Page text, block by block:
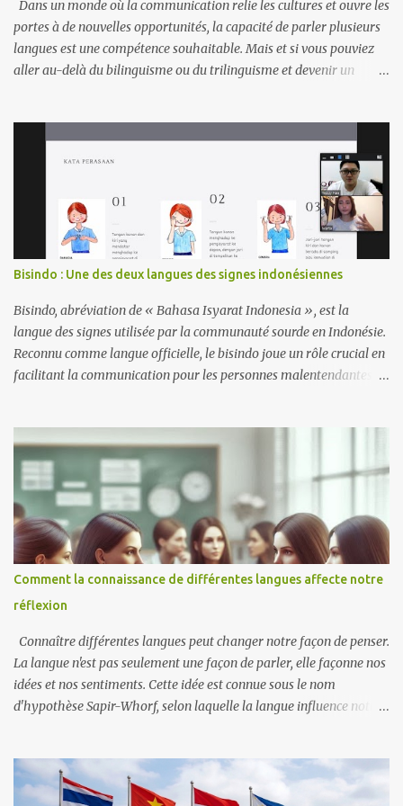
Dans un monde où la communication relie les cultures et ouvre les
portes à de nouvelles opportunités, la capacité de parler plusieurs
langues est une compétence souhaitable. Mais et si vous pouviez
aller au-delà du bilinguisme ou du trilinguisme et devenir un
leur stratégie et d’un profond amour pour l’apprentissage. Les
langues peuvent être similaires ou identiques de diverses
manières, par exemple par le biais d'un vocabulaire, d'une
grammaire ou de racines historiques communes. Dans cet article,
vous découvrirez quelques exemples de langues similaires ou
identiques que vous pouvez apprendre en peu de temps : 1. Langues
Mutuellement Intelligibles Espagnol et portugais : Les locuteurs de
ces deux langues romanes peuvent souvent se comprendre dans
une certaine mesure, notamment so...
Bisindo : Une des deux langues des signes indonésiennes
Bisindo, abréviation de « Bahasa Isyarat Indonesia », est la
langue des signes utilisée par la communauté sourde en Indonésie.
Reconnu comme langue officielle, le bisindo joue un rôle crucial en
facilitant la communication pour les personnes malentendantes à
caractéristique lui permet de s'adapter et d'évoluer, ce qui la rend
pertinente pour diverses communautés tout en maintenant une
identité linguistique cohérente. D'autre part, SIBI, ou « Sistem
Isyarat Bahasa Indonesia », est un système de langue des signes
indonésienne qui a été développé pour normaliser la
communication au sein de la communauté sourde en Indonésie. Il
a été introduit pour faciliter l'éducation et la communication des
personnes sourdes, en particulier dans des contextes formels. Pour
simplifier, SIBI est la langue standard et Bisindo est la langue
familière. J'a...
Comment la connaissance de différentes langues affecte notre
réflexion
Connaître différentes langues peut changer notre façon de penser.
La langue n'est pas seulement une façon de parler, elle façonne nos
idées et nos sentiments. Cette idée est connue sous le nom
d'hypothèse Sapir-Whorf, selon laquelle la langue influence notre
langues ont des mots et des expressions uniques qui peuvent
changer notre compréhension des choses. Par exemple, le mot